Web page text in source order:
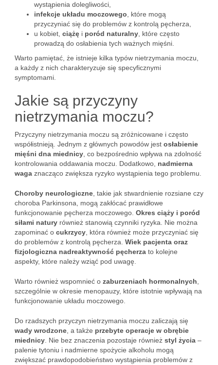
wystąpienia dolegliwości,
infekcje układu moczowego , które mogą
przyczyniać się do problemów z kontrolą pęcherza,
u kobiet, ciążę i poród naturalny , które często
prowadzą do osłabienia tych ważnych mięśni.
Warto pamiętać, że istnieje kilka typów nietrzymania moczu,
a każdy z nich charakteryzuje się specyficznymi
symptomami.
Jakie są przyczyny
nietrzymania moczu?
Przyczyny nietrzymania moczu są zróżnicowane i często
współistnieją. Jednym z głównych powodów jest osłabienie
mięśni dna miednicy , co bezpośrednio wpływa na zdolność
kontrolowania oddawania moczu. Dodatkowo, nadmierna
waga znacząco zwiększa ryzyko wystąpienia tego problemu.
Choroby neurologiczne , takie jak stwardnienie rozsiane czy
choroba Parkinsona, mogą zakłócać prawidłowe
funkcjonowanie pęcherza moczowego. Okres ciąży i poród
siłami natury również stanowią czynniki ryzyka. Nie można
zapominać o cukrzycy , która również może przyczyniać się
do problemów z kontrolą pęcherza. Wiek pacjenta oraz
fizjologiczna nadreaktywność pęcherza to kolejne
aspekty, które należy wziąć pod uwagę.
Warto również wspomnieć o zaburzeniach hormonalnych
szczególnie w okresie menopauzy, które istotnie wpływają na
funkcjonowanie układu moczowego.
Do rzadszych przyczyn nietrzymania moczu zaliczają się
wady wrodzone , a także przebyte operacje w obrębie
miednicy . Nie bez znaczenia pozostaje również styl życia –
palenie tytoniu i nadmierne spożycie alkoholu mogą
zwiększać prawdopodobieństwo wystąpienia problemów z